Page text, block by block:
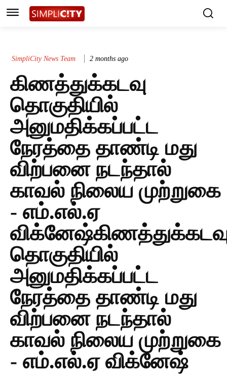
SimpliCity News Team 2 months ago
கிணத்துக்கடவு
தொகுதியில்
அனுமதிக்கப்பட்ட
நேரத்தை தாண்டி மது
விற்பனை நடந்தால்
காவல் நிலைய முற்றுகை
- எம்.எல்.ஏ
தொகுதியில்
அனுமதிக்கப்பட்ட
நேரத்தை தாண்டி மது
விற்பனை நடந்தால்
காவல் நிலைய முற்றுகை
- எம்.எல்.ஏ விக்னேஷ்